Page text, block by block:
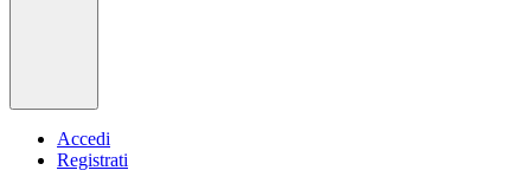
Accedi
Registrati